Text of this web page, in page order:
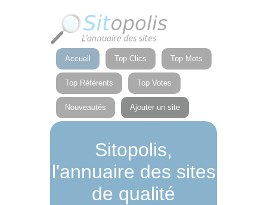
Accueil Top Clics Top Mots
Top Référents Top Votes
Nouveautés Ajouter un site
Sitopolis,
l'annuaire des sites
de qualité